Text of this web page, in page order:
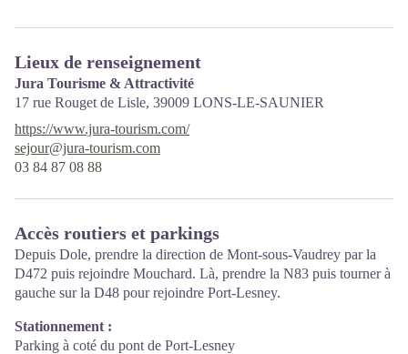
Lieux de renseignement
Jura Tourisme & Attractivité
17 rue Rouget de Lisle, 39009 LONS-LE-SAUNIER
https://www.jura-tourism.com/
sejour@jura-tourism.com
03 84 87 08 88
Accès routiers et parkings
Depuis Dole, prendre la direction de Mont-sous-Vaudrey par la
D472 puis rejoindre Mouchard. Là, prendre la N83 puis tourner à
gauche sur la D48 pour rejoindre Port-Lesney.
Stationnement :
Parking à coté du pont de Port-Lesney